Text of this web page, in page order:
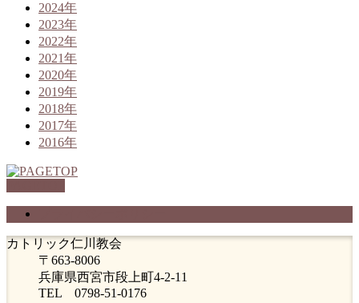
2024年
2023年
2022年
2021年
2020年
2019年
2018年
2017年
2016年
カトリック仁川教会
〒663-8006
兵庫県西宮市段上町4-2-11
TEL 0798-51-0176